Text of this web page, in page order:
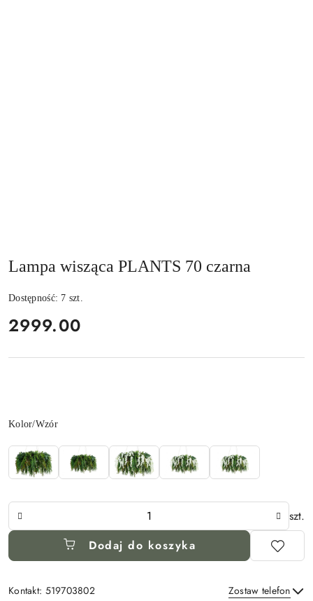
Lampa wisząca PLANTS 70 czarna
Dostępność: 7 szt.
cena:
2999.00
Wariant
Kolor/Wzór
szt.
Dodaj do koszyka
Kontakt: 519703802 Zostaw telefon